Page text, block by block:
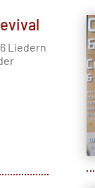
Liedern